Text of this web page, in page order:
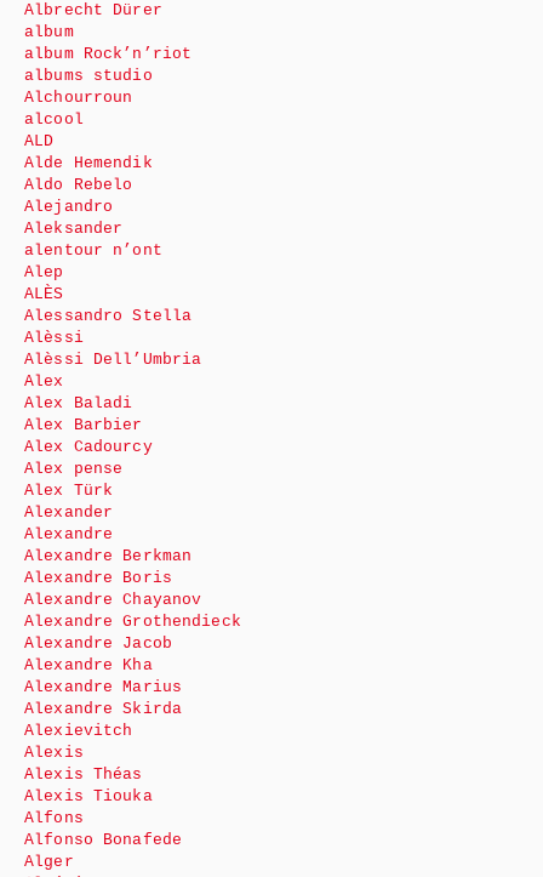
Albrecht Dürer
album
album Rock’n’riot
albums studio
Alchourroun
alcool
ALD
Alde Hemendik
Aldo Rebelo
Alejandro
Aleksander
alentour n’ont
Alep
ALÈS
Alessandro Stella
Alèssi
Alèssi Dell’Umbria
Alex
Alex Baladi
Alex Barbier
Alex Cadourcy
Alex pense
Alex Türk
Alexander
Alexandre
Alexandre Berkman
Alexandre Boris
Alexandre Chayanov
Alexandre Grothendieck
Alexandre Jacob
Alexandre Kha
Alexandre Marius
Alexandre Skirda
Alexievitch
Alexis
Alexis Théas
Alexis Tiouka
Alfons
Alfonso Bonafede
Alger